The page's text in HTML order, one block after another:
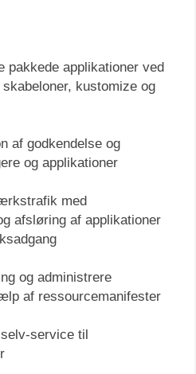
pakkede applikationer ved
kustomize og
af godkendelse og
og applikationer
med
afsløring af applikationer
og administrere
af ressourcemanifester
service til